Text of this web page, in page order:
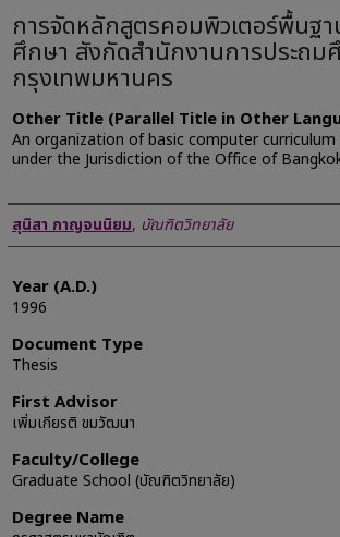
การจัดหลักสูตรคอมพิวเตอร์พื้นฐา
ศึกษา สังกัดสำนักงานการประถม
กรุงเทพมหานคร
Other Title (Parallel Title in Other
An organization of basic computer
under the Jurisdiction of the Office of
Author
สุนิสา กาญจนนิยม, บัณฑิตวิทยาลัย
Year (A.D.)
1996
Document Type
Thesis
First Advisor
เพิ่มเกียรติ ขมวัฒนา
Faculty/College
Graduate School (บัณฑิตวิทยาลัย)
Degree Name